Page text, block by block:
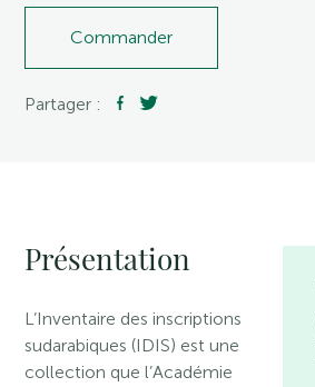
Commander
Partager :
Présentation
L’Inventaire des inscriptions
sudarabiques (IDIS) est une
collection que l’Académie